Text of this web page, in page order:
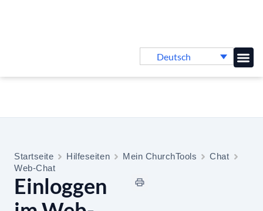
Deutsch
Startseite Hilfeseiten Mein ChurchTools
Chat
Web-Chat
Einloggen